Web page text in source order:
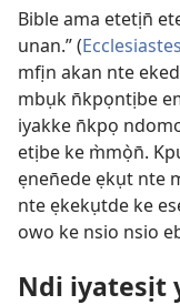
Bible ama etetịn̄
unan.” (
mfịn akan nte
mbụk n̄kpọntịbe
iyakke n̄kpọ
etịbe ke m̀mọ̀n̄.
ẹnen̄ede ẹkụt nte
nte ẹkekụtde ke
owo ke nsio nsio
Ndi iyatesịt